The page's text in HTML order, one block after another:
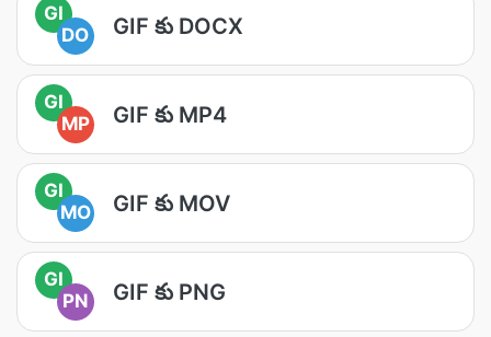
GI
DO
GIF కు DOCX
GI
MP
GIF కు MP4
GI
MO
GIF కు MOV
GI
PN
GIF కు PNG